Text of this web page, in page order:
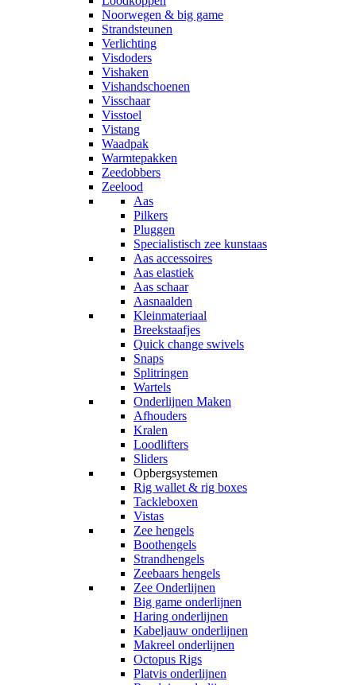
Noorwegen & big game
Strandsteunen
Verlichting
Visdoders
Vishaken
Vishandschoenen
Visschaar
Visstoel
Vistang
Waadpak
Warmtepakken
Zeedobbers
Zeelood
Aas
Pilkers
Pluggen
Specialistisch zee kunstaas
Aas accessoires
Aas elastiek
Aas schaar
Aasnaalden
Kleinmateriaal
Breekstaafjes
Quick change swivels
Snaps
Splitringen
Wartels
Onderlijnen Maken
Afhouders
Kralen
Loodlifters
Sliders
Opbergsystemen
Rig wallet & rig boxes
Tackleboxen
Vistas
Zee hengels
Boothengels
Strandhengels
Zeebaars hengels
Zee Onderlijnen
Big game onderlijnen
Haring onderlijnen
Kabeljauw onderlijnen
Makreel onderlijnen
Octopus Rigs
Platvis onderlijnen